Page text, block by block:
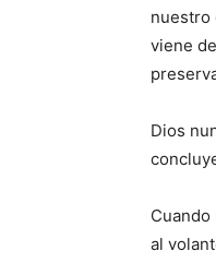
nuestro
viene
Dios
al